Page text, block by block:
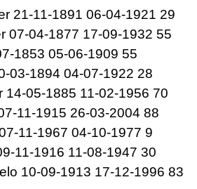
21-11-1891 06-04-1921 29
07-04-1877 17-09-1932 55
1853 05-06-1909 55
03-1894 04-07-1922 28
14-05-1885 11-02-1956 70
11-1915 26-03-2004 88
11-1967 04-10-1977 9
11-1916 11-08-1947 30
10-09-1913 17-12-1996 83